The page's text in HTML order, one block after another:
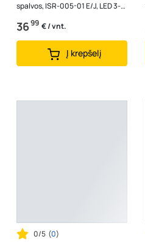
spalvos, ISR-005-01 E/J, LED 3-
100W, 10-250W / b/r
3699 € / vnt.
Į krepšelį
0/5 (0)